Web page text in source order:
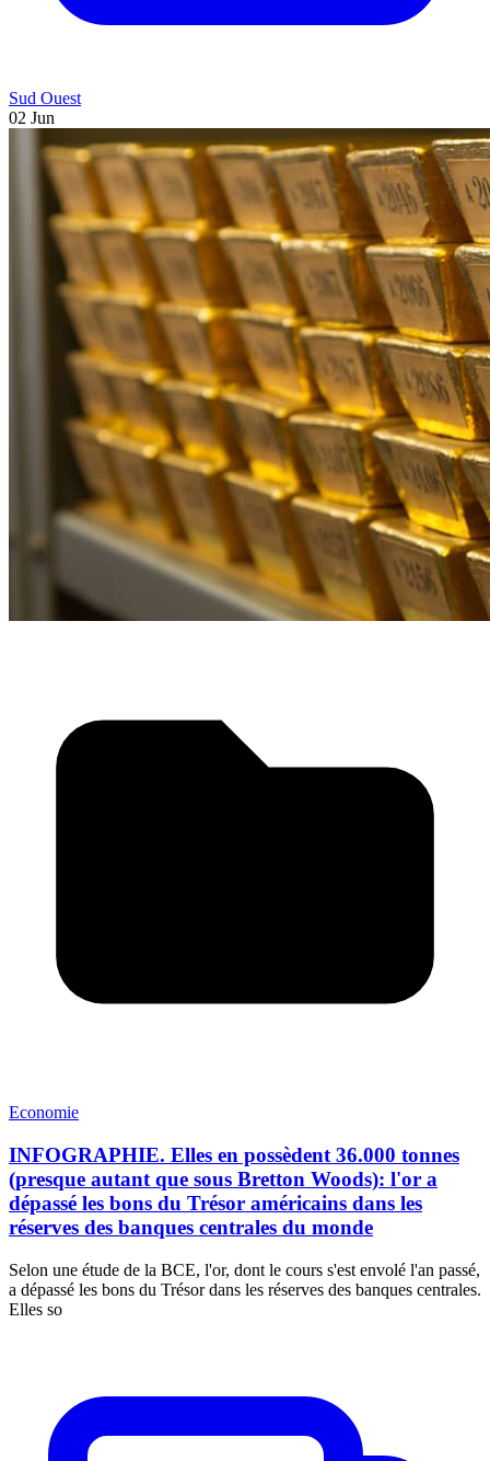
Sud Ouest
02 Jun
Economie
INFOGRAPHIE. Elles en possèdent 36.000 tonnes
(presque autant que sous Bretton Woods): l'or a
dépassé les bons du Trésor américains dans les
réserves des banques centrales du monde
Selon une étude de la BCE, l'or, dont le cours s'est envolé l'an passé,
a dépassé les bons du Trésor dans les réserves des banques centrales.
Elles so